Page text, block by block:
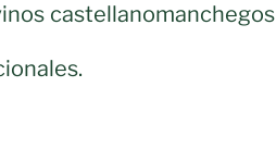
castellanomanchegos